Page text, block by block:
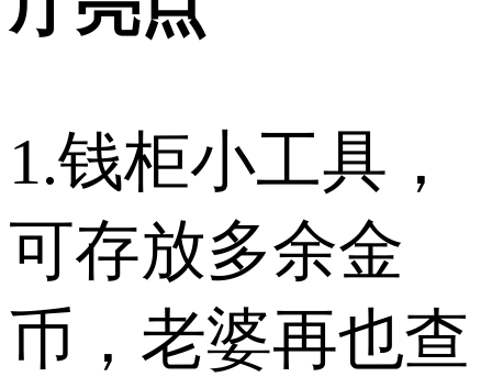
1.钱柜小工具，
可存放多余金
币，老婆再也查